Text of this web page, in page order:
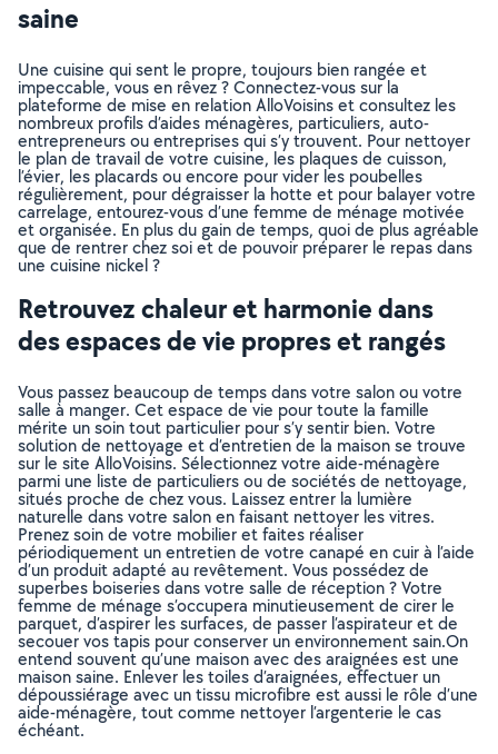
saine
Une cuisine qui sent le propre, toujours bien rangée et
impeccable, vous en rêvez ? Connectez-vous sur la
plateforme de mise en relation AlloVoisins et consultez les
nombreux profils d’aides ménagères, particuliers, auto-
entrepreneurs ou entreprises qui s’y trouvent. Pour nettoyer
le plan de travail de votre cuisine, les plaques de cuisson,
l’évier, les placards ou encore pour vider les poubelles
régulièrement, pour dégraisser la hotte et pour balayer votre
carrelage, entourez-vous d’une femme de ménage motivée
et organisée. En plus du gain de temps, quoi de plus agréable
que de rentrer chez soi et de pouvoir préparer le repas dans
une cuisine nickel ?
Retrouvez chaleur et harmonie dans
des espaces de vie propres et rangés
Vous passez beaucoup de temps dans votre salon ou votre
salle à manger. Cet espace de vie pour toute la famille
mérite un soin tout particulier pour s’y sentir bien. Votre
solution de nettoyage et d’entretien de la maison se trouve
sur le site AlloVoisins. Sélectionnez votre aide-ménagère
parmi une liste de particuliers ou de sociétés de nettoyage,
situés proche de chez vous. Laissez entrer la lumière
naturelle dans votre salon en faisant nettoyer les vitres.
Prenez soin de votre mobilier et faites réaliser
périodiquement un entretien de votre canapé en cuir à l’aide
d’un produit adapté au revêtement. Vous possédez de
superbes boiseries dans votre salle de réception ? Votre
femme de ménage s’occupera minutieusement de cirer le
parquet, d’aspirer les surfaces, de passer l’aspirateur et de
secouer vos tapis pour conserver un environnement sain.On
entend souvent qu’une maison avec des araignées est une
maison saine. Enlever les toiles d’araignées, effectuer un
dépoussiérage avec un tissu microfibre est aussi le rôle d’une
aide-ménagère, tout comme nettoyer l’argenterie le cas
échéant.